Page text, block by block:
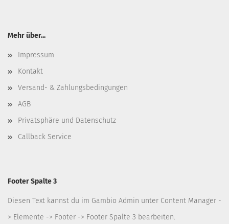
Mehr über...
Impressum
Kontakt
Versand- & Zahlungsbedingungen
AGB
Privatsphäre und Datenschutz
Callback Service
Footer Spalte 3
Diesen Text kannst du im Gambio Admin unter Content Manager -
> Elemente -> Footer -> Footer Spalte 3 bearbeiten.